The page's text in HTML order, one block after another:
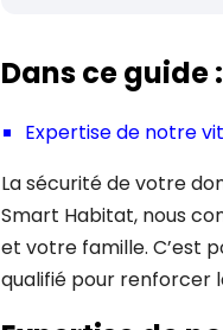
Dans ce guide :
Expertise de notre
La sécurité de votre
Smart Habitat, nous
et votre famille. C’est
qualifié pour renforcer